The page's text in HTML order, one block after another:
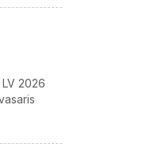
2026